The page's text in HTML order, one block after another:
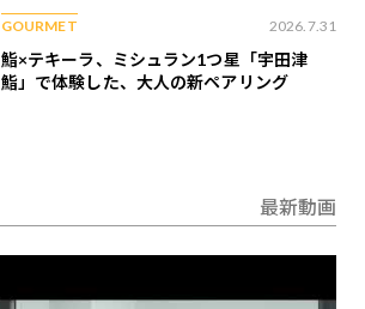
GOURMET 2026.7.31
鮨×テキーラ、ミシュラン1つ星「宇田津
鮨」で体験した、大人の新ペアリング
最新動画